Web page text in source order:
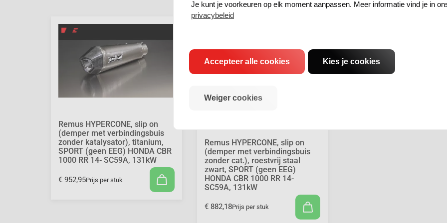
Remus HYPERCONE, slip on
(demper met verbindingsbuis
zonder katalysator), titanium,
SPORT (geen EEG) HONDA CBR
1000 RR 14- SC59A, 131kW
€ 952,95Prijs per stuk
Remus HYPERCONE, slip on
(demper met verbindingsbuis
zonder cat.), roestvrij staal
zwart, SPORT (geen EEG)
HONDA CBR 1000 RR 14-
SC59A, 131kW
€ 882,18Prijs per stuk
Je kunt je voorkeuren op elk moment aanpassen. Meer informatie vind je in
privacybeleid
Accepteer alle cookies Kies je cookies
Weiger cookies